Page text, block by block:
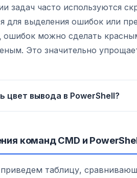
задач часто используются
для выделения ошибок или
можно сделать
Это значительно
цвет вывода в PowerShell?
команд CMD и
приведем таблицу,